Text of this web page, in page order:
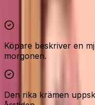
Köpare beskriver en
morgonen.
Den rika krämen